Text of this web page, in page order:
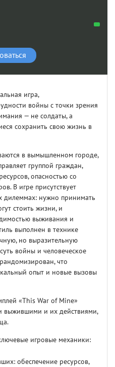
игра,
войны с точки зрения
— не солдаты, а
сохранить свою жизнь в
в вымышленном городе,
группой граждан,
опасностью со
В игре присутствует
дилеммах: нужно принимать
стоить жизни, и
выживания и
выполнен в технике
но выразительную
войны и человеческое
что
опыт и новые вызовы
«This War of Mine»
выжившими и их действиями,
игровые механики:
обеспечение ресурсов,